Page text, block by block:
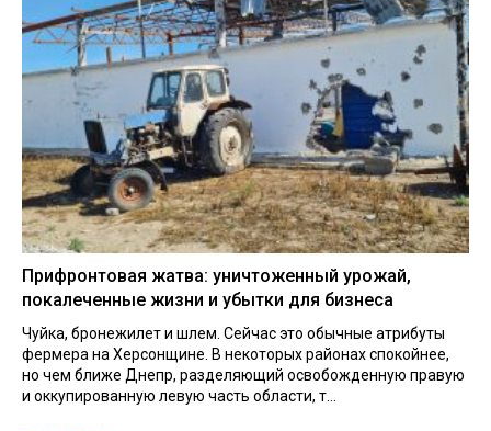
Прифронтовая жатва: уничтоженный урожай,
покалеченные жизни и убытки для бизнеса
Чуйка, бронежилет и шлем. Сейчас это обычные атрибуты
фермера на Херсонщине. В некоторых районах спокойнее,
но чем ближе Днепр, разделяющий освобожденную правую
и оккупированную левую часть области, т...